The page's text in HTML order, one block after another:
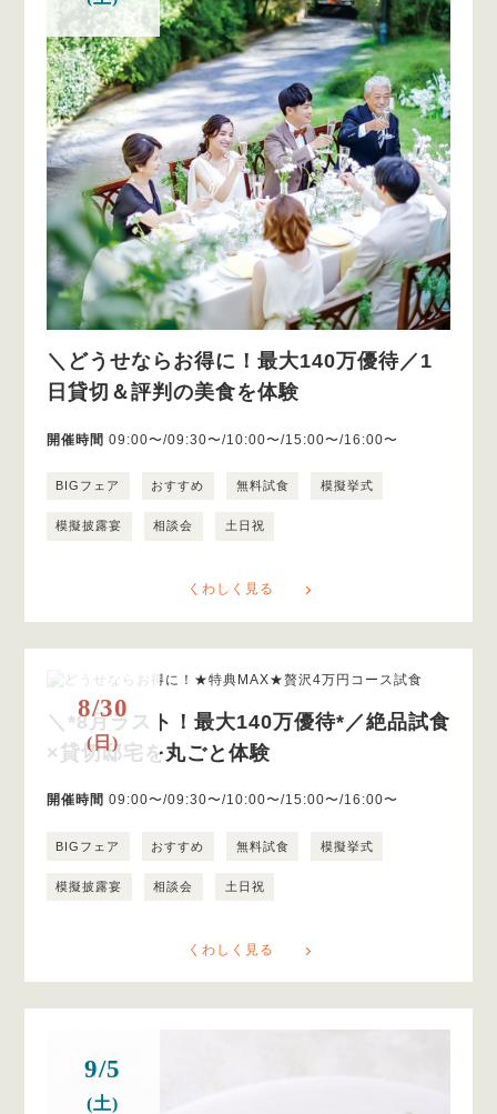
＼どうせならお得に！最大140万優待／1
日貸切＆評判の美食を体験
開催時間 09:00〜/09:30〜/10:00〜/15:00〜/16:00〜
BIGフェア おすすめ 無料試食 模擬挙式
模擬披露宴 相談会 土日祝
くわしく見る
8/30
(日)
＼*8月ラスト！最大140万優待*／絶品試食
×貸切邸宅を丸ごと体験
開催時間 09:00〜/09:30〜/10:00〜/15:00〜/16:00〜
BIGフェア おすすめ 無料試食 模擬挙式
模擬披露宴 相談会 土日祝
くわしく見る
9/5
(土)